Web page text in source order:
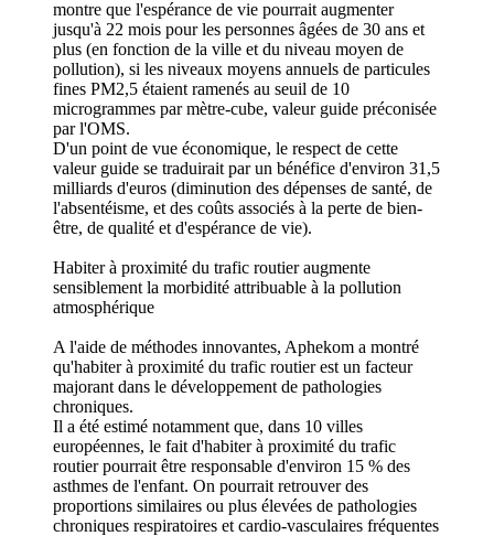
montre que l'espérance de vie pourrait augmenter
jusqu'à 22 mois pour les personnes âgées de 30 ans et
plus (en fonction de la ville et du niveau moyen de
pollution), si les niveaux moyens annuels de particules
fines PM2,5 étaient ramenés au seuil de 10
microgrammes par mètre-cube, valeur guide préconisée
par l'OMS.
D'un point de vue économique, le respect de cette
valeur guide se traduirait par un bénéfice d'environ 31,5
milliards d'euros (diminution des dépenses de santé, de
l'absentéisme, et des coûts associés à la perte de bien-
être, de qualité et d'espérance de vie).
Habiter à proximité du trafic routier augmente
sensiblement la morbidité attribuable à la pollution
atmosphérique
A l'aide de méthodes innovantes, Aphekom a montré
qu'habiter à proximité du trafic routier est un facteur
majorant dans le développement de pathologies
chroniques.
Il a été estimé notamment que, dans 10 villes
européennes, le fait d'habiter à proximité du trafic
routier pourrait être responsable d'environ 15 % des
asthmes de l'enfant. On pourrait retrouver des
proportions similaires ou plus élevées de pathologies
chroniques respiratoires et cardio-vasculaires fréquentes